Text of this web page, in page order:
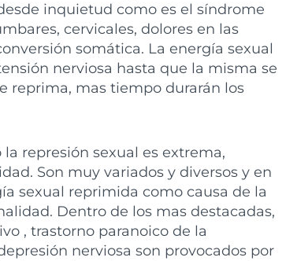
inquietud como es el síndrome
cervicales, dolores en las
somática. La energía sexual
nerviosa hasta que la misma se
reprima, mas tiempo durarán los
la represión sexual es extrema,
Son muy variados y diversos y en
sexual reprimida como causa de la
Dentro de los mas destacadas,
, trastorno paranoico de la
nerviosa son provocados por